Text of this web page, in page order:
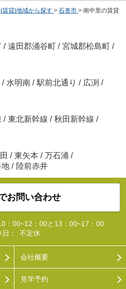
(賃貸)地域から探す > 石巻市 > 南中里の賃貸
/ 遠田郡涌谷町 / 宮城郡松島町 /
/ 水明南 / 駅前北通り / 広渕 /
/ 東北新幹線 / 秋田新幹線 /
/ 東矢本 / 万石浦 /
地 / 陸前赤井
お問い合わせ
：00~12：00と13：00~17：00
：
不定休
会社概要
見学予約